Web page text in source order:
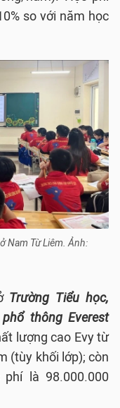
so với năm học
Nam Từ Liêm. Ảnh:
Trường Tiểu học,
thông Everest
lượng cao Evy từ
(tùy khối lớp); còn
là 98.000.000